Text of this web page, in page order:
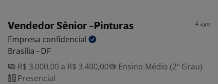
Vendedor Sênior -Pinturas 4 ago
Empresa confidencial
Brasília - DF
R$ 3.000,00 a R$ 3.400,00
Ensino Médio (2º Grau)
Presencial